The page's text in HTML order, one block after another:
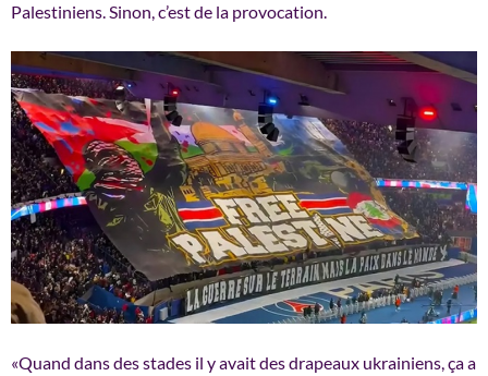
Palestiniens. Sinon, c’est de la provocation.
«Quand dans des stades il y avait des drapeaux ukrainiens, ça a